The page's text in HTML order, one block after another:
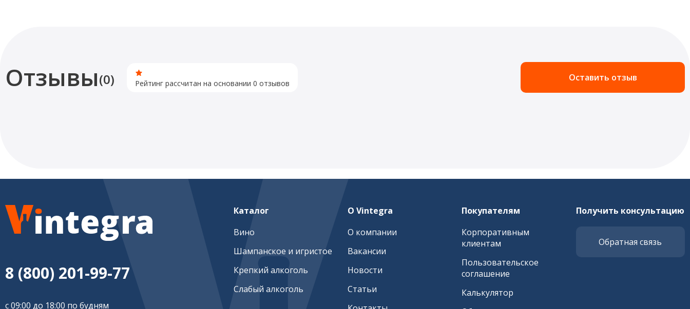
Отзывы(0) Рейтинг рассчитан на основании 0 отзывов Оставить отзыв
8 (800) 201-99-77
с 09:00 до 18:00 по будням
Каталог
Вино
Шампанское и игристое
Крепкий алкоголь
Слабый алкоголь
О Vintegra
О компании
Вакансии
Новости
Статьи
Покупателям
Корпоративным
клиентам
Пользовательское
соглашение
Калькулятор
Получить консультацию
Обратная связь